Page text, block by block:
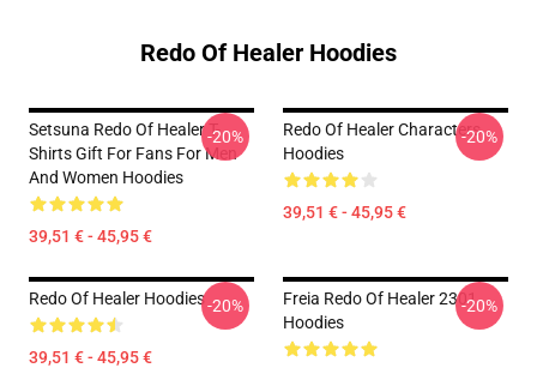
Redo Of Healer Hoodies
Setsuna Redo Of Healer T-
Shirts Gift For Fans For Men
And Women Hoodies
39,51 € - 45,95 €
-20%
Redo Of Healer Characters
Hoodies
39,51 € - 45,95 €
-20%
Redo Of Healer Hoodies
39,51 € - 45,95 €
-20%
Freia Redo Of Healer 2301
Hoodies
-20%